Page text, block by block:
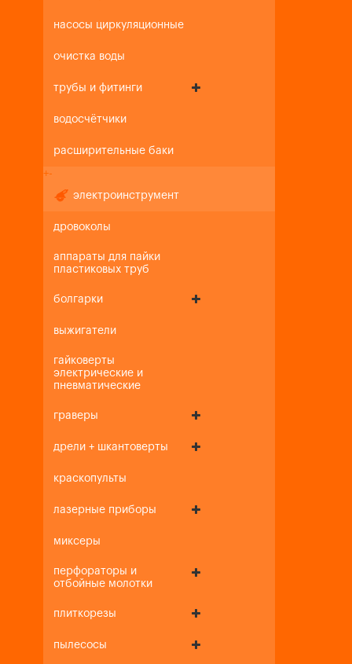
насосы циркуляционные
очистка воды
трубы и фитинги
водосчётчики
расширительные баки
+-
электроинструмент
дровоколы
аппараты для пайки
пластиковых труб
болгарки
выжигатели
гайковерты
электрические и
пневматические
граверы
дрели + шкантоверты
краскопульты
лазерные приборы
миксеры
перфораторы и
отбойные молотки
плиткорезы
пылесосы